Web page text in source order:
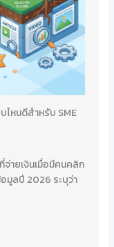
ไหนดีสำหรับ SME
ายเงินเมื่อมีคนคลิก
มูลปี 2026 ระบุว่า